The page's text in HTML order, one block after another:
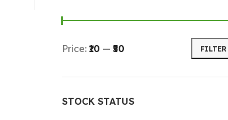
FILTER
Price: ₹10 — ₹50
STOCK STATUS